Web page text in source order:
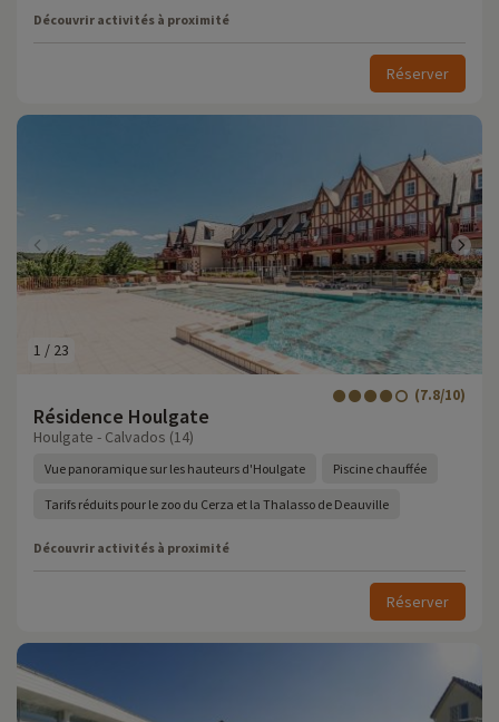
Découvrir activités à proximité
Réserver
1 / 23
Résidence Houlgate
(7.8/10)
Houlgate - Calvados (14)
Vue panoramique sur les hauteurs d'Houlgate Piscine chauffée
Tarifs réduits pour le zoo du Cerza et la Thalasso de Deauville
Découvrir activités à proximité
Réserver